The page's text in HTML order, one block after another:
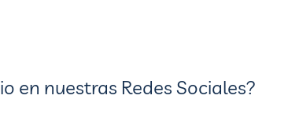
en nuestras Redes Sociales?